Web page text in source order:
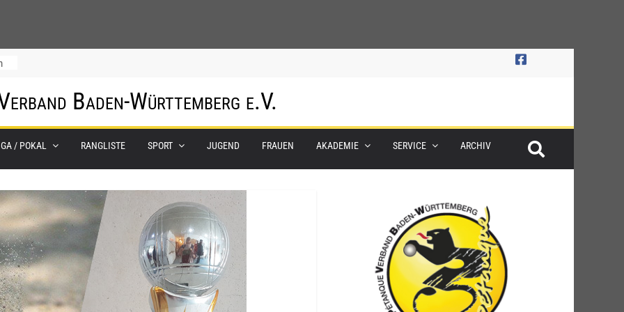
Baden-Württemberg e.V.
/ POKAL RANGLISTE SPORT JUGEND FRAUEN AKADEMIE SERVICE ARCHIV